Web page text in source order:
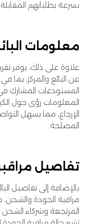
بسرعة بطلباتهم
معلومات
علاوة على ذلك، يوفر
عن البائع والمركز، بما
المستودعات المشارك
المعلومات رؤى حول
الإرجاع، مما يسهل
المصلحة.
تفاصيل
بالإضافة إلى تفاصيل
مراقبة الجودة
المرتجعة وشركاء